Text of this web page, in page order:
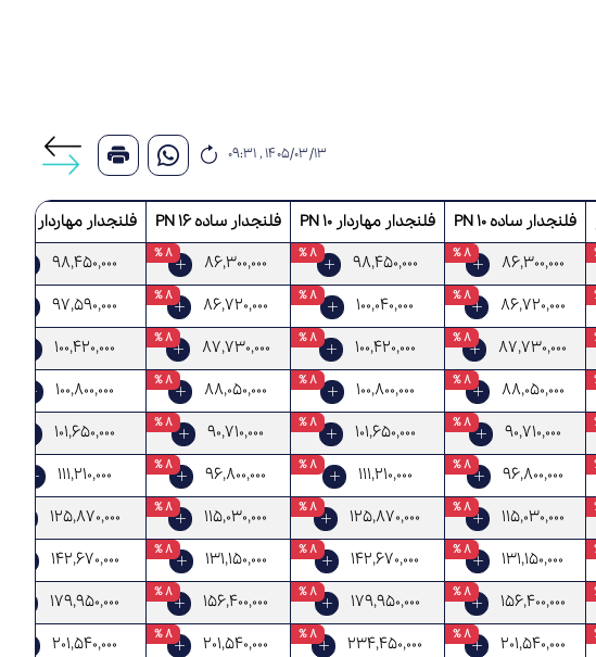
۱۴۰۵/۰۳/۱۳ , ۰۹:۳۱
فلنجدار ساده PN 10 فلنجدار مهاردار PN 10 فلنجدار ساده PN 16
فلنجدار مهاردار PN 16
8 % 86,300,000
8 % 98,450,000
8 % 86,300,000
98,450,000
8 % 86,720,000
8 % 100,040,000
8 % 86,720,000
97,590,000
8 % 87,730,000
8 % 100,420,000
8 % 87,730,000
100,420,000
8 % 88,050,000
8 % 100,800,000
8 % 88,050,000
100,800,000
8 % 90,710,000
8 % 101,650,000
8 % 90,710,000
101,650,000
8 % 96,800,000
8 % 111,210,000
8 % 96,800,000
111,210,000
8 % 115,030,000
8 % 125,870,000
8 % 115,030,000
125,870,000
8 % 131,150,000
8 % 142,670,000
8 % 131,150,000
142,670,000
8 % 156,400,000
8 % 179,950,000
8 % 156,400,000
179,950,000
8 % 201,540,000
8 % 234,450,000
8 % 201,540,000
201,540,000